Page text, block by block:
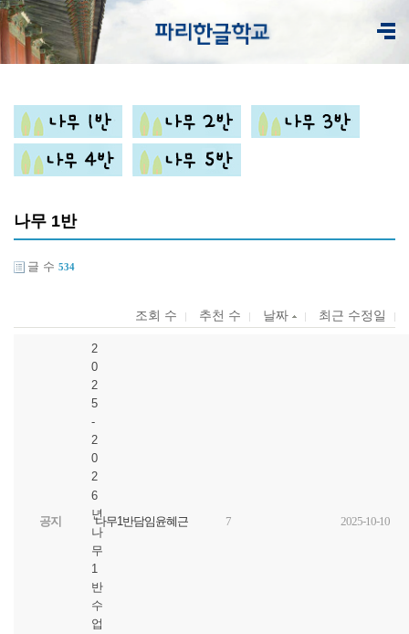
나무 1반
글 수 534
조회 수 추천 수 날짜 최근 수정일
공지
2
0
2
5
-
2
0
2
6
년
나
무
1
반
수
업
나무1반담임윤혜근 7 2025-10-10